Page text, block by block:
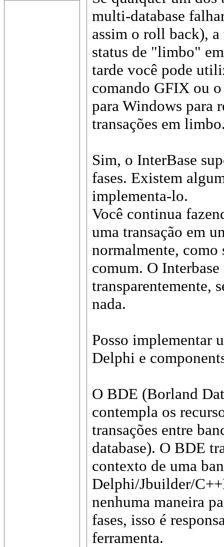
multi-database
assim o roll back), a
status de "limbo"
tarde você pode
comando GFIX ou
para Windows para
transações em
Sim, o InterBase
fases. Existem
implementa-lo.
Você continua
uma transação em
normalmente, como
comum. O
transparentemente,
nada.
Posso implementar
Delphi e
O BDE (Borland
contempla os
transações entre
database). O BDE
contexto de uma
Delphi/Jbuilder/
nenhuma maneira
fases, isso é
ferramenta.